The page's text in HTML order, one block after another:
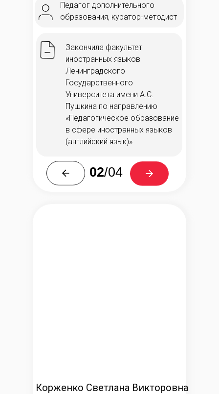
Закончила факультет
иностранных языков
Ленинградского
Государственного
Университета имени А.С.
Пушкина по направлению
«Педагогическое образование
в сфере иностранных языков
(английский язык)».
Педагог дополнительного
образования, куратор-методист
02/04
Корженко Светлана Викторовна